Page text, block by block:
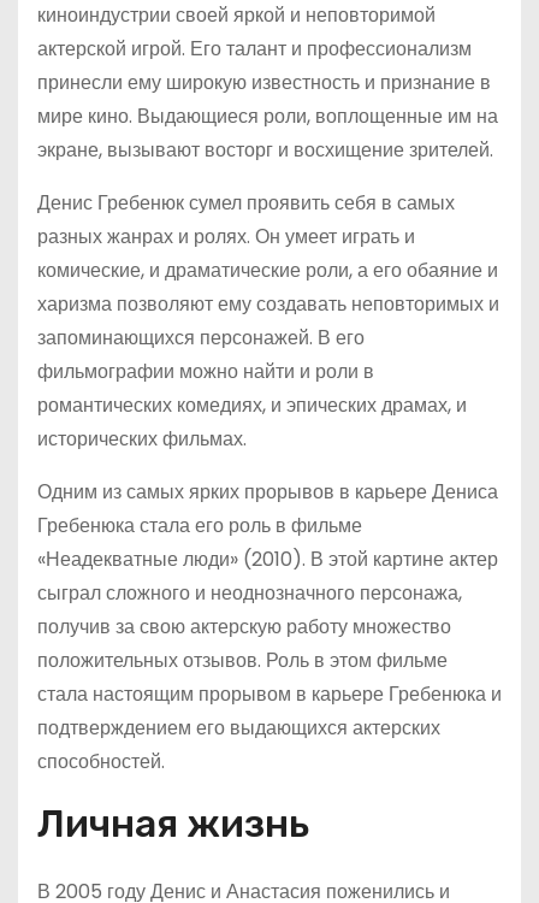
киноиндустрии своей яркой и неповторимой
актерской игрой. Его талант и профессионализм
принесли ему широкую известность и признание в
мире кино. Выдающиеся роли, воплощенные им на
экране, вызывают восторг и восхищение зрителей.
Денис Гребенюк сумел проявить себя в самых
разных жанрах и ролях. Он умеет играть и
комические, и драматические роли, а его обаяние и
харизма позволяют ему создавать неповторимых и
запоминающихся персонажей. В его
фильмографии можно найти и роли в
романтических комедиях, и эпических драмах, и
исторических фильмах.
Одним из самых ярких прорывов в карьере Дениса
Гребенюка стала его роль в фильме
«Неадекватные люди» (2010). В этой картине актер
сыграл сложного и неоднозначного персонажа,
получив за свою актерскую работу множество
положительных отзывов. Роль в этом фильме
стала настоящим прорывом в карьере Гребенюка и
подтверждением его выдающихся актерских
способностей.
Личная жизнь
В 2005 году Денис и Анастасия поженились и